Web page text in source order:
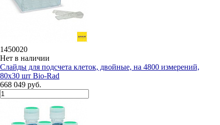
1450020
Нет в наличии
Слайды для подсчета клеток, двойные, на 4800 измерений,
80х30 шт Bio-Rad
668 049 руб.